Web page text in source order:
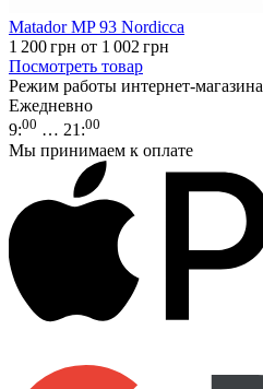
Matador MP 93 Nordicca
1 200грн от 1 002 грн
Посмотреть товар
Режим работы интернет-магазина
Ежедневно
9:00 … 21:00
Мы принимаем к оплате